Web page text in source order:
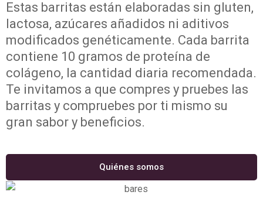
Estas barritas están elaboradas sin gluten,
lactosa, azúcares añadidos ni aditivos
modificados genéticamente. Cada barrita
contiene 10 gramos de proteína de
colágeno, la cantidad diaria recomendada.
Te invitamos a que compres y pruebes las
barritas y compruebes por ti mismo su
gran sabor y beneficios.
Quiénes somos